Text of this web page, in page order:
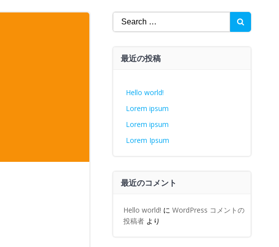
Search
for:
最近の投稿
Hello world!
Lorem ipsum
Lorem ipsum
Lorem Ipsum
最近のコメント
Hello world! に WordPress コメントの
投稿者より